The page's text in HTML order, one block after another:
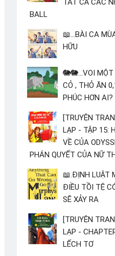
TẤT CẢ CÁC
BALL
📖...BÀI CA
HỮU
🐘🐘...VOI
CỎ , THỎ ĂN
PHÚC HƠN AI?
[TRUYỆN
LẠP - TẬP 15:
VỀ CỦA
PHÁN QUYẾT CỦA NỮ
📖.ĐỊNH LUẬT
ĐIỀU TỒI TỆ
SẼ XẢY RA
[TRUYỆN
LẠP -
LẾCH TƠ